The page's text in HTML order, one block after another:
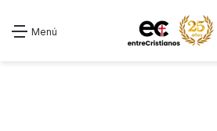
Menú